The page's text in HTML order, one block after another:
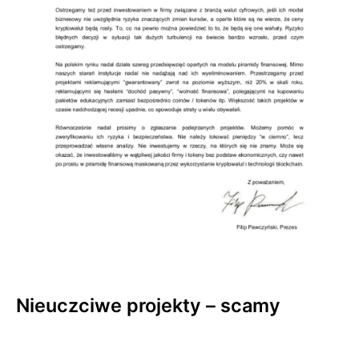
Nieuczciwe projekty – scamy